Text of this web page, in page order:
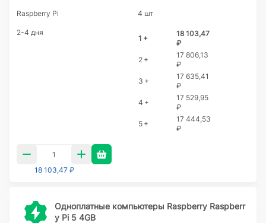
Raspberry Pi 4 шт
2-4 дня
1 +
18 103,47
₽
2 +
17 806,13
₽
3 +
17 635,41
₽
4 +
17 529,95
₽
5 +
17 444,53
₽
18 103,47 ₽
Одноплатные компьютеры Raspberry Raspberr
y Pi 5 4GB